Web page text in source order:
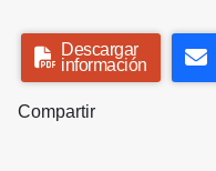
Descargar
información
Compartir